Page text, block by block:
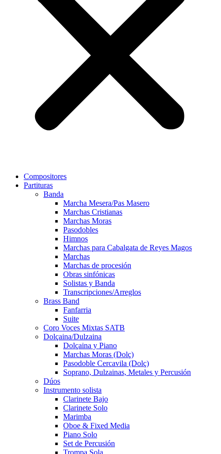
Compositores
Partituras
Banda
Marcha Mesera/Pas Masero
Marchas Cristianas
Marchas Moras
Pasodobles
Himnos
Marchas para Cabalgata de Reyes Magos
Marchas
Marchas de procesión
Obras sinfónicas
Solistas y Banda
Transcripciones/Arreglos
Brass Band
Fanfarria
Suite
Coro Voces Mixtas SATB
Dolçaina/Dulzaina
Dolçaina y Piano
Marchas Moras (Dolç)
Pasodoble Cercavila (Dolç)
Soprano, Dulzainas, Metales y Percusión
Dúos
Instrumento solista
Clarinete Bajo
Clarinete Solo
Marimba
Oboe & Fixed Media
Piano Solo
Set de Percusión
Trompa Sola